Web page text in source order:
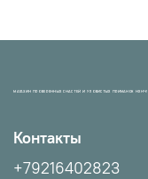
МАГАЗИН ПРОВЕРЕННЫХ СНАСТЕЙ И УЛОВИСТЫХ ПРИМАНОК НХНЧ!
Контакты
+79216402823